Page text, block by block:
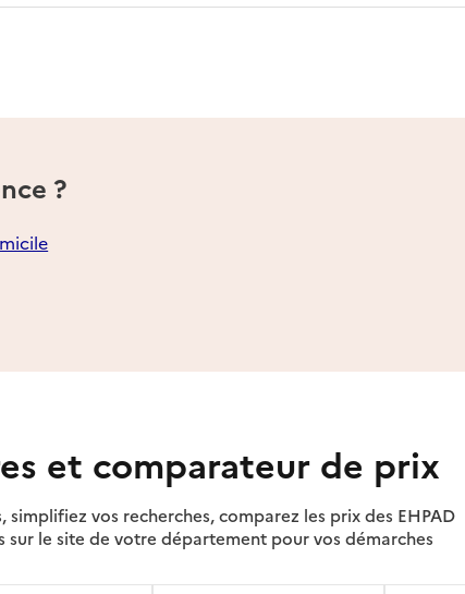
?
et comparateur de prix
simplifiez vos recherches, comparez les prix des EHPAD
sur le site de votre département pour vos démarches